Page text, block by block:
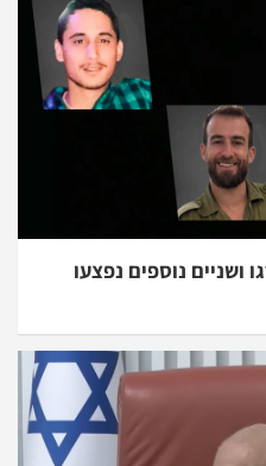
ושניים נוספים נפצעו